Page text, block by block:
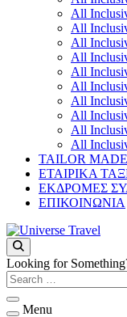
All
All
All
All
All
All
All
All
All
All
TAILOR
ΕΤΑΙΡΙΚΑ
ΕΚΔΡΟΜΕΣ
ΕΠΙΚΟΙΝΩΝΙΑ
Universe Travel
You will love the way
Looking for
Menu